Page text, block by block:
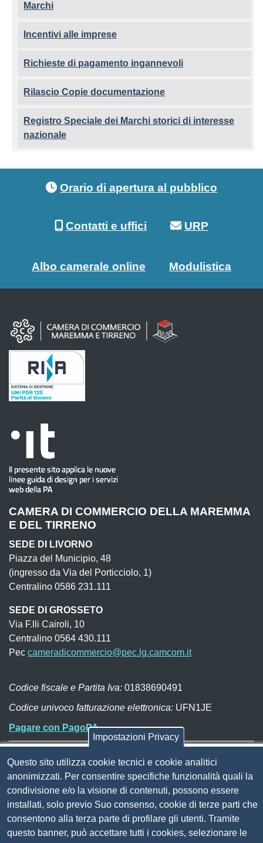
Marchi
Incentivi alle imprese
Richieste di pagamento ingannevoli
Rilascio Copie documentazione
Registro Speciale dei Marchi storici di interesse
nazionale
Orario di apertura al pubblico
Contatti e uffici URP
Albo camerale online Modulistica
CAMERA DI COMMERCIO DELLA MAREMMA
E DEL TIRRENO
SEDE DI LIVORNO
Piazza del Municipio, 48
(ingresso da Via del Porticciolo, 1)
Centralino 0586 231.111
SEDE DI GROSSETO
Via F.lli Cairoli, 10
Centralino 0564 430.111
Pec cameradicommercio@pec.lg.camcom.it
Codice fiscale e Partita Iva: 01838690491
Codice univoco fatturazione elettronica: UFN1JE
Pagare con PagoPA
Seguici su
Sito web
Amministrazione trasparente
Mappa del sito
Privacy
Social Media Policy
Impostazioni Privacy
Questo sito utilizza cookie tecnici e cookie analitici
anonimizzati. Per consentire specifiche funzionalità quali la
condivisione e/o la visione di contenuti, possono essere
installati, solo previo Suo consenso, cookie di terze parti che
consentono alla terza parte di profilare gli utenti. Tramite
questo banner, può accettare tutti i cookies, selezionare le